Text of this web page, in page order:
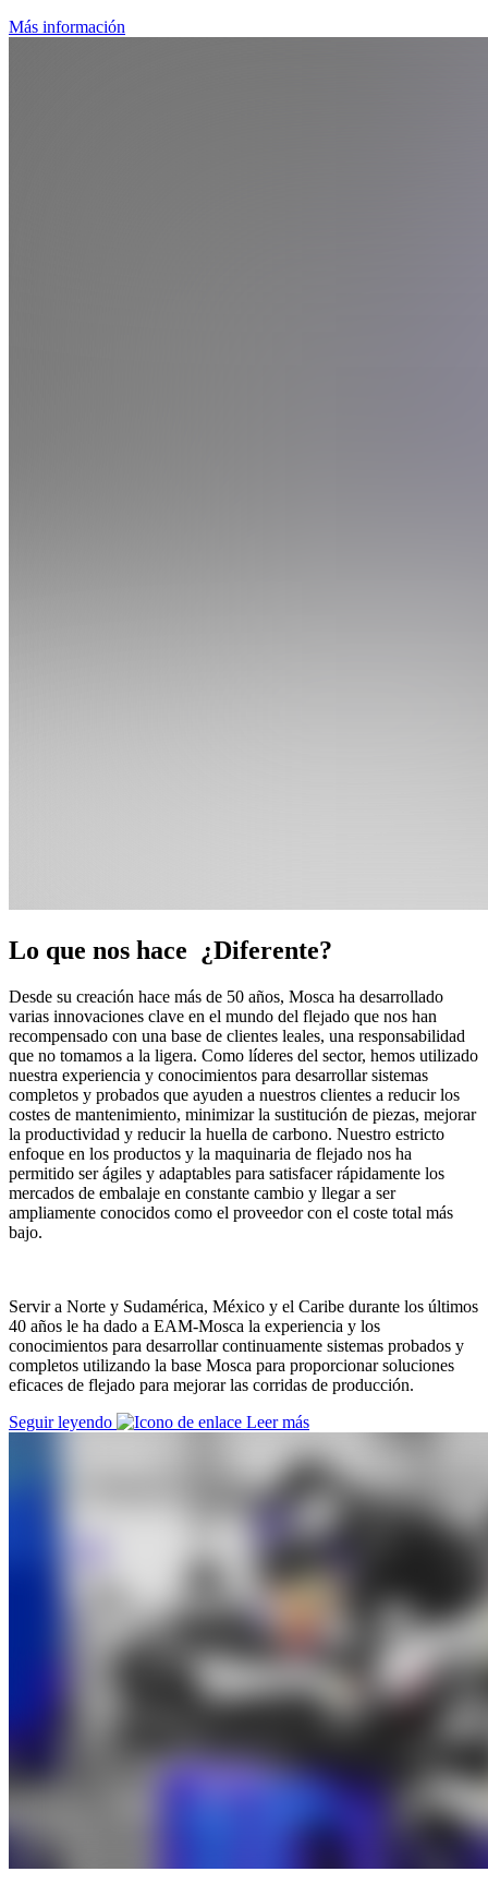
Más información
Lo que nos hace ¿Diferente?
Desde su creación hace más de 50 años, Mosca ha desarrollado
varias innovaciones clave en el mundo del flejado que nos han
recompensado con una base de clientes leales, una responsabilidad
que no tomamos a la ligera. Como líderes del sector, hemos utilizado
nuestra experiencia y conocimientos para desarrollar sistemas
completos y probados que ayuden a nuestros clientes a reducir los
costes de mantenimiento, minimizar la sustitución de piezas, mejorar
la productividad y reducir la huella de carbono. Nuestro estricto
enfoque en los productos y la maquinaria de flejado nos ha
permitido ser ágiles y adaptables para satisfacer rápidamente los
mercados de embalaje en constante cambio y llegar a ser
ampliamente conocidos como el proveedor con el coste total más
bajo.
Servir a Norte y Sudamérica, México y el Caribe durante los últimos
40 años le ha dado a EAM-Mosca la experiencia y los
conocimientos para desarrollar continuamente sistemas probados y
completos utilizando la base Mosca para proporcionar soluciones
eficaces de flejado para mejorar las corridas de producción.
Seguir leyendo